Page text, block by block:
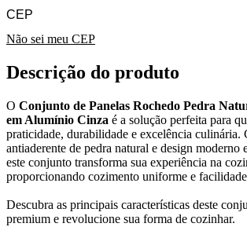
Não sei meu CEP
Descrição do produto
O Conjunto de Panelas Rochedo Pedra
em Alumínio Cinza é a solução perfeita para
praticidade, durabilidade e excelência culinária.
antiaderente de pedra natural e design moderno
este conjunto transforma sua experiência na
proporcionando cozimento uniforme e
Descubra as principais características deste
premium e revolucione sua forma de cozinhar.